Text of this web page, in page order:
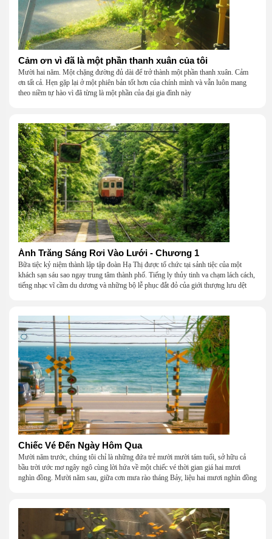
Cảm ơn vì đã là một phần thanh xuân của tôi
Mười hai năm. Một chặng đường đủ dài để trở thành một phần thanh xuân. Cảm
ơn tất cả. Hẹn gặp lại ở một phiên bản tốt hơn của chính mình và vẫn luôn mang
theo niềm tự hào vì đã từng là một phần của đại gia đình này
Ánh Trăng Sáng Rơi Vào Lưới - Chương 1
Bữa tiệc kỷ niệm thành lập tập đoàn Hạ Thị được tổ chức tại sảnh tiệc của một
khách sạn sáu sao ngay trung tâm thành phố. Tiếng ly thủy tinh va chạm lách cách,
tiếng nhạc vĩ cầm du dương và những bộ lễ phục đắt đỏ của giới thượng lưu dệt
Chiếc Vé Đến Ngày Hôm Qua
Mười năm trước, chúng tôi chỉ là những đứa trẻ mười mười tám tuổi, sở hữu cả
bầu trời ước mơ ngây ngô cùng lời hứa về một chiếc vé thời gian giá hai mươi
nghìn đồng. Mười năm sau, giữa cơn mưa rào tháng Bảy, liệu hai mươi nghìn đồng